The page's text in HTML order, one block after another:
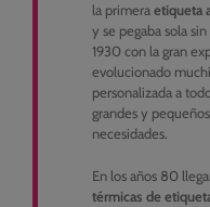
la primeraetiqueta
y se pegaba sola
1930 con la gran
evolucionado
personalizada a
grandes y
necesidades.
En los años 80
térmicas de